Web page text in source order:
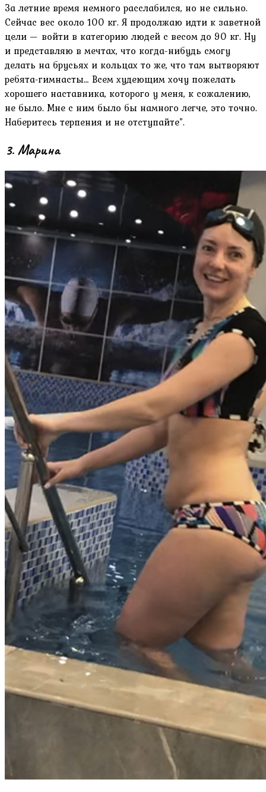
За летние время немного расслабился, но не сильно.
Сейчас вес около 100 кг. Я продолжаю идти к заветной
цели — войти в категорию людей с весом до 90 кг. Ну
и представляю в мечтах, что когда-нибудь смогу
делать на брусьях и кольцах то же, что там вытворяют
ребята-гимнасты… Всем худеющим хочу пожелать
хорошего наставника, которого у меня, к сожалению,
не было. Мне с ним было бы намного легче, это точно.
Наберитесь терпения и не отступайте”.
3. Марина